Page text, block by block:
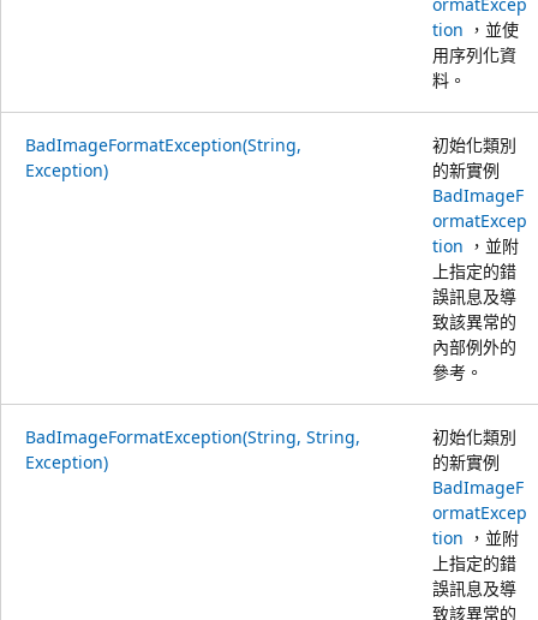
tion ，並使
用序列化資
料。
BadImageFormatException(String,
Exception)
初始化類別
的新實例
BadImageF
ormatExcep
tion ，並附
上指定的錯
誤訊息及導
致該異常的
內部例外的
參考。
BadImageFormatException(String, String,
Exception)
初始化類別
的新實例
BadImageF
ormatExcep
tion ，並附
上指定的錯
誤訊息及導
致該異常的